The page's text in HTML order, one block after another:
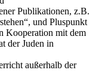
Publikationen, z.B.
und Pluspunkt
Kooperation mit dem
der Juden in
außerhalb der